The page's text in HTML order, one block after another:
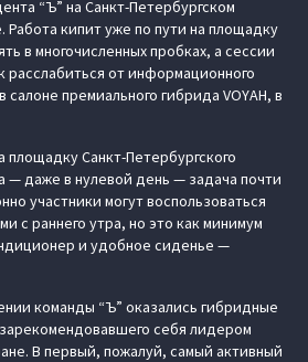
“Ъ” на Санкт-Петербургском
кипит уже по пути на площадку
в многочисленных пробках, а сессии
расслабиться от информационного
премиального гибрида VOYAH, в
Санкт-Петербургского
— даже в нулевой день — задача почти
участники могут воспользоваться
с раннего утра, но это как минимум
и удобное сиденье —
команды “Ъ” оказались гибридные
себя лидером
В первый, пожалуй, самый активный